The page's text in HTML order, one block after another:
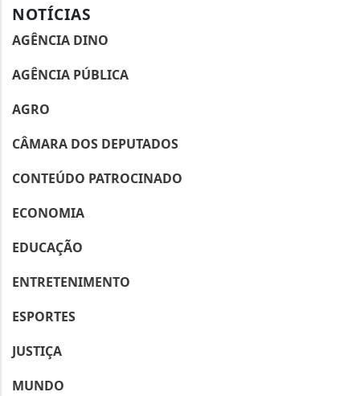
NOTÍCIAS
AGÊNCIA DINO
AGÊNCIA PÚBLICA
AGRO
CÂMARA DOS DEPUTADOS
CONTEÚDO PATROCINADO
ECONOMIA
EDUCAÇÃO
ENTRETENIMENTO
ESPORTES
JUSTIÇA
MUNDO